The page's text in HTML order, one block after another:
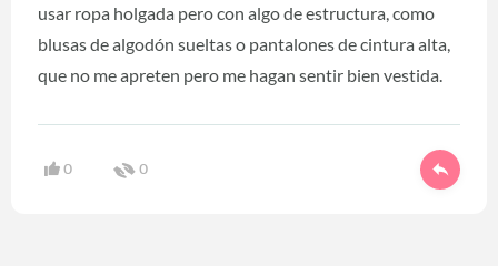
usar ropa holgada pero con algo de estructura, como
blusas de algodón sueltas o pantalones de cintura alta,
que no me apreten pero me hagan sentir bien vestida.
0 0